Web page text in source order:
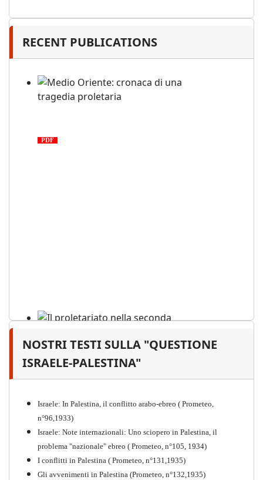
RECENT PUBLICATIONS
PDF
Il proletariato nella seconda
guerra mondiale e nella
NOSTRI TESTI SULLA "QUESTIONE
ISRAELE-PALESTINA"
Israele: In Palestina, il conflitto arabo-ebreo ( Prometeo,
n°96,1933)
Israele: Note internazionali: Uno sciopero in Palestina, il
problema "nazionale" ebreo ( Prometeo, n°105, 1934)
I conflitti in Palestina ( Prometeo, n°131,1935)
Gli avvenimenti in Palestina (Prometeo, n°132,1935)